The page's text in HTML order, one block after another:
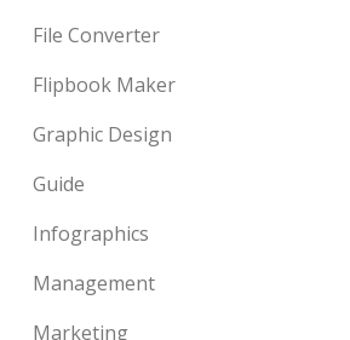
File Converter
Flipbook Maker
Graphic Design
Guide
Infographics
Management
Marketing